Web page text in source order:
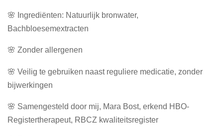
🌸 Ingrediënten: Natuurlijk bronwater,
Bachbloesemextracten
🌸 Zonder allergenen
🌸 Veilig te gebruiken naast reguliere medicatie, zonder
bijwerkingen
🌸 Samengesteld door mij, Mara Bost, erkend HBO-
Registertherapeut, RBCZ kwaliteitsregister